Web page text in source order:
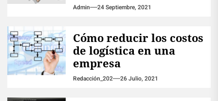
Admin 24 Septiembre, 2021
Cómo reducir los costos
de logística en una
empresa
Redacción_202 26 Julio, 2021